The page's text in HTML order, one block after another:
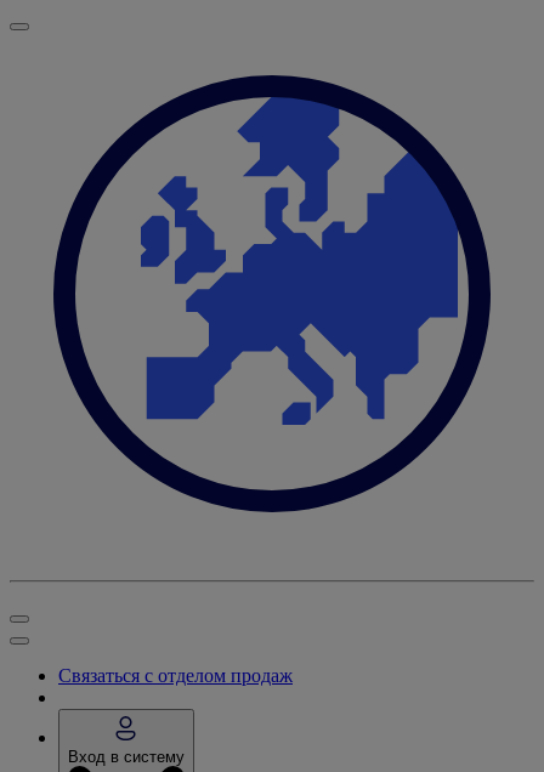
Связаться с отделом продаж
Вход в систему